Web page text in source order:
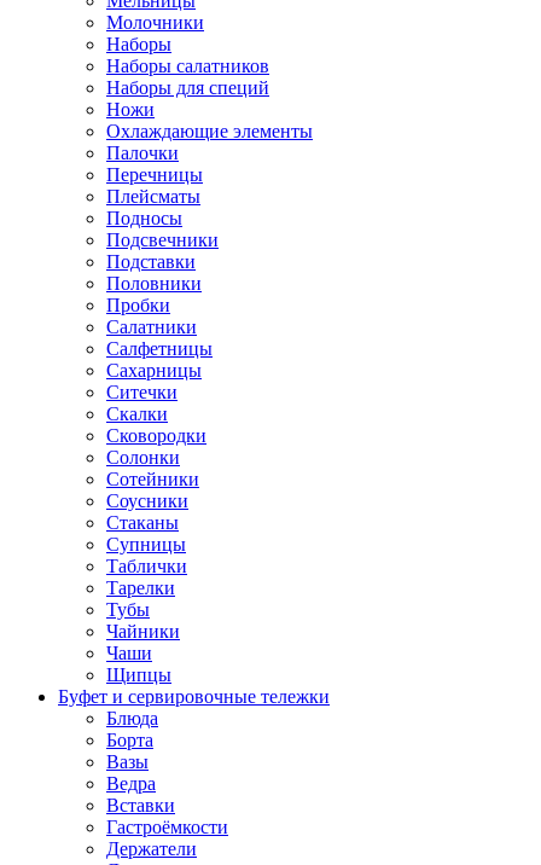
Молочники
Наборы
Наборы салатников
Наборы для специй
Ножи
Охлаждающие элементы
Палочки
Перечницы
Плейсматы
Подносы
Подсвечники
Подставки
Половники
Пробки
Салатники
Салфетницы
Сахарницы
Ситечки
Скалки
Сковородки
Солонки
Сотейники
Соусники
Стаканы
Супницы
Таблички
Тарелки
Тубы
Чайники
Чаши
Щипцы
Буфет и сервировочные тележки
Блюда
Борта
Вазы
Ведра
Вставки
Гастроёмкости
Держатели